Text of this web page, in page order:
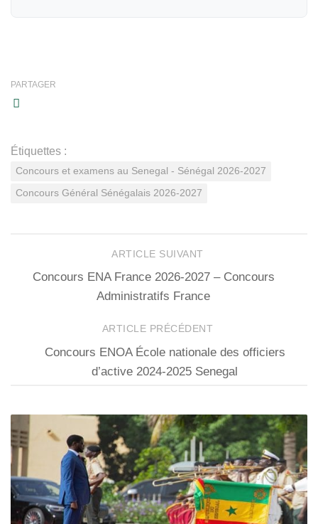
PARTAGER
Étiquettes :
Concours et examens au Senegal - Sénégal 2026-2027
Concours Général Sénégalais 2026-2027
ARTICLE SUIVANT
Concours ENA France 2026-2027 – Concours
Administratifs France
ARTICLE PRÉCÉDENT
Concours ENOA École nationale des officiers
d’active 2024-2025 Senegal